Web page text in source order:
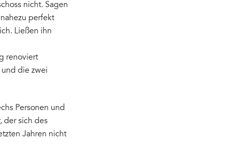
nicht. Sagen
perfekt
Ließen ihn
renoviert
die zwei
Personen und
der sich des
Jahren nicht